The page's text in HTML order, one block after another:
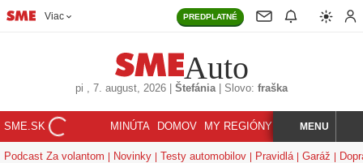
Viac PREDPLATNÉ
Auto
pi , 7. august, 2026 Štefánia| Slovo: fraška
SME.SK MINÚTA DOMOV MY REGIÓNY KORZÁR
HĽADAJMENU
Podcast Za volantom Novinky Testy automobilov Pravidlá Garáž